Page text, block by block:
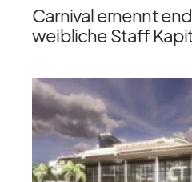
Carnival ernennt
weibliche Staff